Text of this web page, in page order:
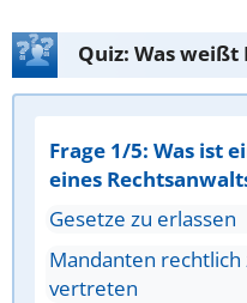
Quiz: Was
Frage 1/5: Was ist
eines
Gesetze zu erlassen
Mandanten
vertreten